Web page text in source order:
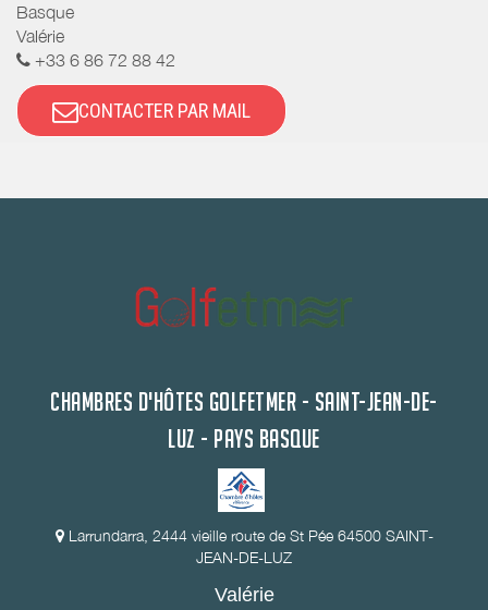
Basque
Valérie
+33 6 86 72 88 42
CONTACTER PAR MAIL
CHAMBRES D'HÔTES GOLFETMER - SAINT-JEAN-DE-
LUZ - PAYS BASQUE
Larrundarra, 2444 vieille route de St Pée 64500 SAINT-
JEAN-DE-LUZ
Valérie